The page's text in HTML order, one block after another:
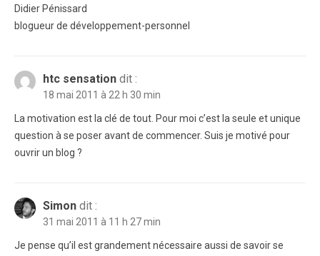
Didier Pénissard
blogueur de développement-personnel
htc sensation dit :
18 mai 2011 à 22 h 30 min
La motivation est la clé de tout. Pour moi c’est la seule et unique
question à se poser avant de commencer. Suis je motivé pour
ouvrir un blog ?
Simon dit :
31 mai 2011 à 11 h 27 min
Je pense qu’il est grandement nécessaire aussi de savoir se